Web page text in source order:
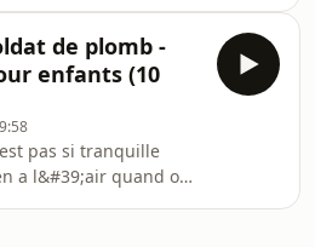
des contes
Audio :
histoires
pour les petits
dormir… ou
le
votre enfant avec des
des contes
: Thomas Buvign
de plomb -
enfants (10
pas si tranquille
a l&#39;air quand on
lorsqu&#39;il va